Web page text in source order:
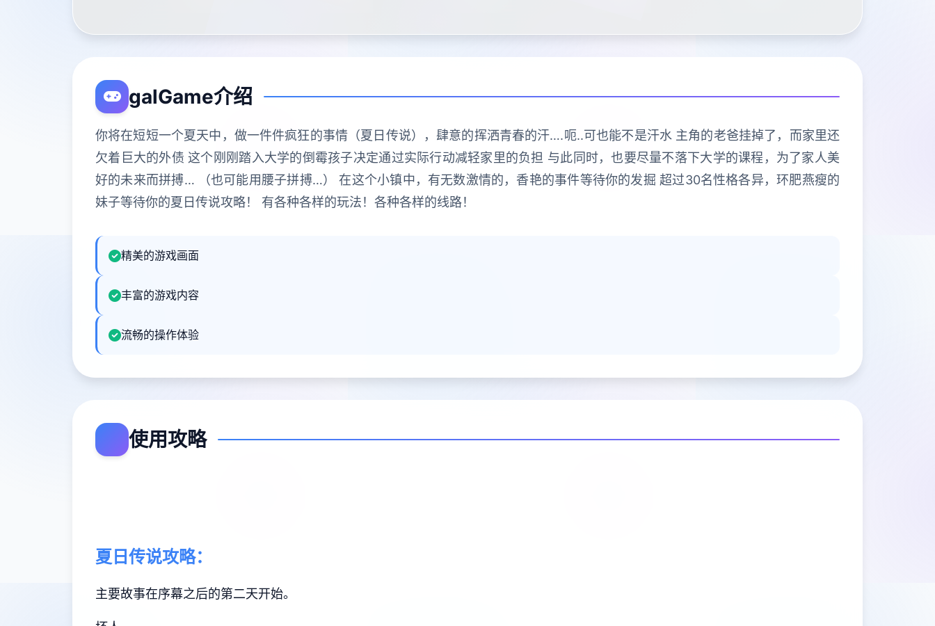
galGame介绍
你将在短短一个夏天中，做一件件疯狂的事情（夏日传说），肆意的挥洒青春的汗….呃..可也能不是汗水 主角的老爸挂掉了，而家里还
欠着巨大的外债 这个刚刚踏入大学的倒霉孩子决定通过实际行动减轻家里的负担 与此同时，也要尽量不落下大学的课程，为了家人美
好的未来而拼搏… （也可能用腰子拼搏…） 在这个小镇中，有无数激情的，香艳的事件等待你的发掘 超过30名性格各异，环肥燕瘦的
妹子等待你的夏日传说攻略！ 有各种各样的玩法！各种各样的线路！
精美的游戏画面
丰富的游戏内容
流畅的操作体验
使用攻略
夏日传说攻略：
主要故事在序幕之后的第二天开始。